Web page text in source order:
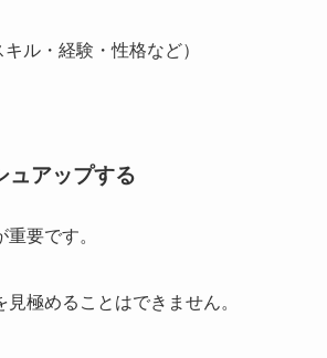
ル・経験・性格など）
ュアップする
要です。
極めることはできません。